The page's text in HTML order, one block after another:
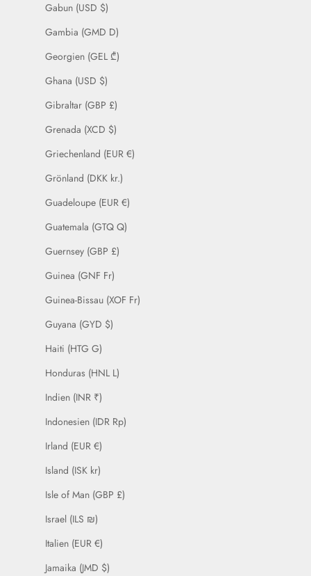
Gabun (USD $)
Gambia (GMD D)
Georgien (GEL ₾)
Ghana (USD $)
Gibraltar (GBP £)
Grenada (XCD $)
Griechenland (EUR €)
Grönland (DKK kr.)
Guadeloupe (EUR €)
Guatemala (GTQ Q)
Guernsey (GBP £)
Guinea (GNF Fr)
Guinea-Bissau (XOF Fr)
Guyana (GYD $)
Haiti (HTG G)
Honduras (HNL L)
Indien (INR ₹)
Indonesien (IDR Rp)
Irland (EUR €)
Island (ISK kr)
Isle of Man (GBP £)
Israel (ILS ₪)
Italien (EUR €)
Jamaika (JMD $)